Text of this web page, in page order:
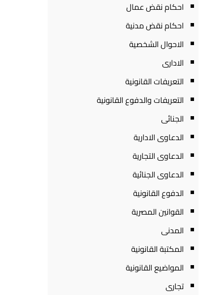
احكام نقض عمال
احكام نقض مدنية
الاحوال الشخصية
الادارى
التعريفات القانونية
التعريفات والدفوع القانونية
الجنائى
الدعاوى الادارية
الدعاوى التجارية
الدعاوى الجنائية
الدفوع القانونية
القوانين المصرية
المدنى
المكتبة القانونية
المواضيع القانونية
تجارى